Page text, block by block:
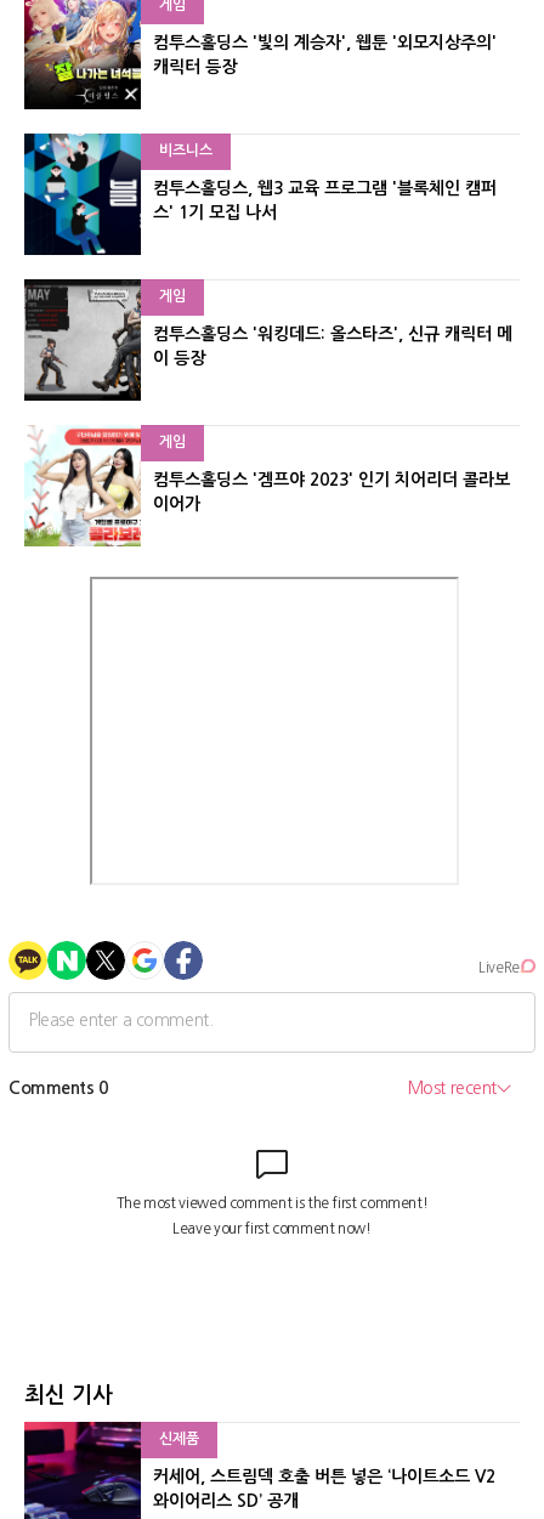
게임
컴투스홀딩스 '빛의 계승자', 웹툰 '외모지상주의'
캐릭터 등장
비즈니스
컴투스홀딩스, 웹3 교육 프로그램 '블록체인 캠퍼
스' 1기 모집 나서
게임
컴투스홀딩스 '워킹데드: 올스타즈', 신규 캐릭터 메
이 등장
게임
컴투스홀딩스 '겜프야 2023' 인기 치어리더 콜라보
이어가
최신 기사
신제품
커세어, 스트림덱 호출 버튼 넣은 ‘나이트소드 V2
와이어리스 SD’ 공개